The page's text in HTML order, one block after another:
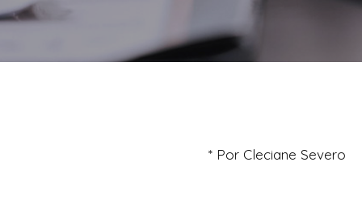
* Por Cleciane Severo